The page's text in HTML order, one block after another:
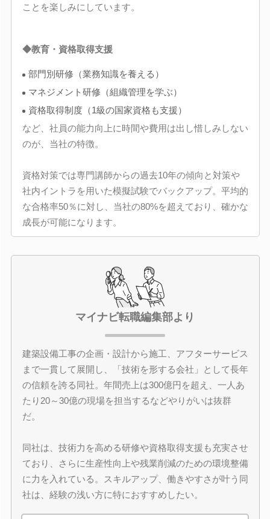
ことを楽しみにしています。
◆教育・資格取得支援
部門別研修（業務知識を養える）
マネジメント研修（組織管理を学ぶ）
資格取得制度（1級の国家資格も支援）
など、社員の能力向上に時間や費用は出し惜しみしない
のが、当社の特徴。
資格対策では専門講師からの過去10年の傾向と対策や
社内イントラを用いた模擬試験でバックアップ。平均的
な合格率50％に対し、当社の80%を超えており、確かな
成長が可能になります。
マイナビ転職編集部より
建築設備工事の企画・設計から施工、アフターサービス
まで一貫して展開し、「技術を形する会社」として長年
の信頼を誇る同社。年間売上は300億円を超え、一人あ
たり20～30億の現場を担当するなどやりがいは抜群
だ。
同社は、技術力を高める研修や資格取得支援も充実させ
ており、さらに生産性向上や残業削減のための環境整備
に力を入れている。スキルアップ、働きやすさが叶う同
社は、経験の浅い方に特におすすめしたい。